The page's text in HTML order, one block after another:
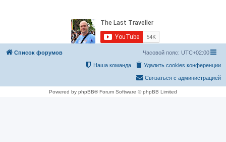
Список форумов Часовой пояс: UTC+02:00
Удалить cookies конференции
Наша команда
Связаться с администрацией
Powered by phpBB® Forum Software © phpBB Limited